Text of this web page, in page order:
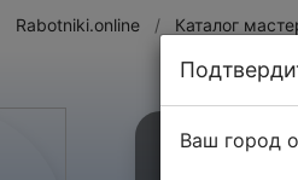
Rabotniki.online / Каталог
Ваш город